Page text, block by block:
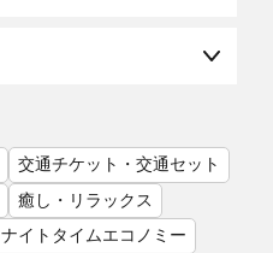
交通チケット・交通セット
癒し・リラックス
ナイトタイムエコノミー